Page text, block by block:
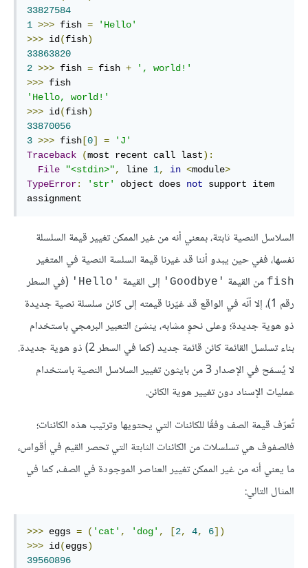
33827584
1 >>> fish =
'Hello'
>>> id (fish)
33863820
2 >>> fish = fish +
', world!'
>>>
'Hello, world!'
>>> id (fish)
33870056
3 >>> fish [0] =
'J'
Traceback
(most recent call last):
File
"<stdin>", line 1, in <module>
TypeError: 'str' object does not support item
assignment
السلاسل النصية ثابتة، بمعني أنه من غير الممكن تغيير قيمة السلسلة
نفسها، ففي حين يبدو أننا قد غيرنا قيمة السلسة النصية في المتغير
fish من القيمة 'Goodbye' إلى القيمة 'Hello'
(في السطر
رقم 1)، إلا أنّه في الواقع قد غيّرنا قيمته إلى كائن سلسلة نصية جديدة
ذو هوية جديدة؛ وعلى نحوٍ مشابه، ينشئ التعبير البرمجي باستخدام
بناء تسلسل القائمة كائن قائمة جديد (كما في السطر 2) ذو هوية جديدة.
لا يُسمَح في الإصدار 3 من بايثون تغيير السلاسل النصية باستخدام
عمليات الإسناد دون تغيير هوية الكائن.
تُعرّف قيمة الصف وفقًا للكائنات التي يحتويها وترتيب هذه الكائنات؛
فالصفوف هي تسلسلات من الكائنات الثابتة التي تحصر القيم في أقواس،
ما يعني أنه من غير الممكن تغيير العناصر الموجودة في الصف، كما في
المثال التالي:
>>> eggs = ( 'cat' , 'dog' , [2, 4, 6])
>>> id (eggs)
39560896